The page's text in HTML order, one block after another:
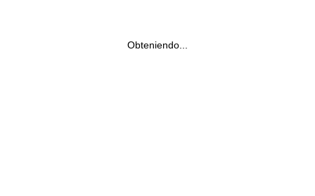
Obteniendo...